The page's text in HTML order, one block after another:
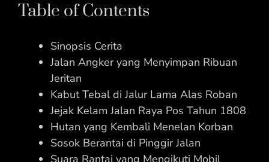
Table of Contents
Sinopsis Cerita
Jalan Angker yang Menyimpan Ribuan
Jeritan
Kabut Tebal di Jalur Lama Alas Roban
Jejak Kelam Jalan Raya Pos Tahun 1808
Hutan yang Kembali Menelan Korban
Sosok Berantai di Pinggir Jalan